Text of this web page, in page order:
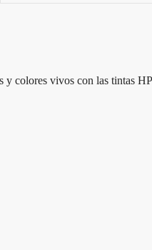
colores vivos con las tintas